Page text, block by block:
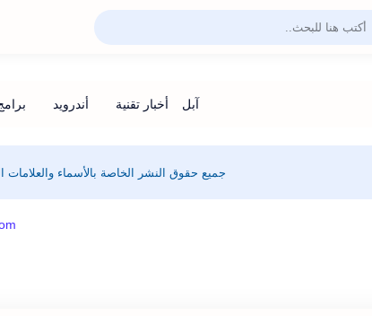
جميع حقوق النشر الخاصة بالأسماء والعلامات